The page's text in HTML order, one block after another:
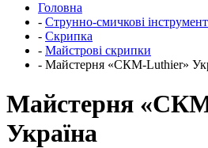
Головна
- Струнно-смичкові
- Скрипка
- Майстрові скрипки
- Майстерня «СКМ-Luthier»
Майстерня
Україна